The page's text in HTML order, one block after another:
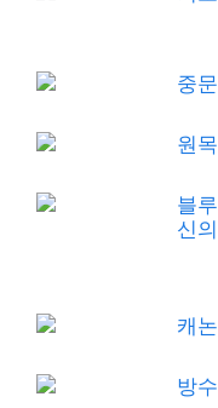
중
원
블
신
캐
방